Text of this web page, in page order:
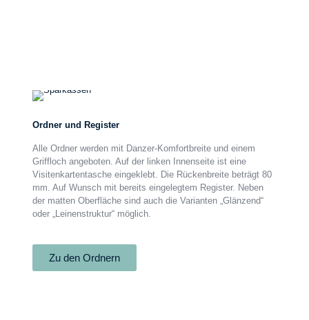
und
Ordner und Register
Alle Ordner werden mit Danzer-Komfortbreite und einem
Griffloch angeboten. Auf der linken Innenseite ist eine
Visitenkartentasche eingeklebt. Die Rückenbreite beträgt 80
mm. Auf Wunsch mit bereits eingelegtem Register. Neben
der matten Oberfläche sind auch die Varianten „Glänzend“
oder „Leinenstruktur“ möglich.
Zu den Ordnern